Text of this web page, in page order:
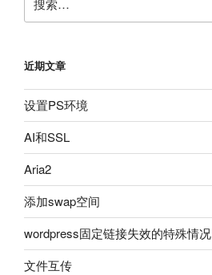
索：
近期文章
设置PS环境
AI和SSL
Aria2
添加swap空间
wordpress固定链接失效的特殊情况
文件互传